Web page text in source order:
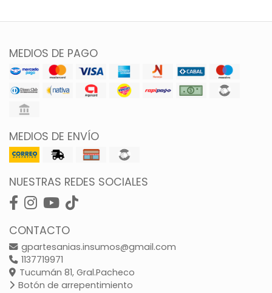
MEDIOS DE PAGO
MEDIOS DE ENVÍO
NUESTRAS REDES SOCIALES
CONTACTO
gpartesanias.insumos@gmail.com
1137719971
Tucumán 81, Gral.Pacheco
Botón de arrepentimiento